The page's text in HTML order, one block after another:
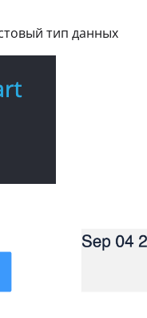
тип данных